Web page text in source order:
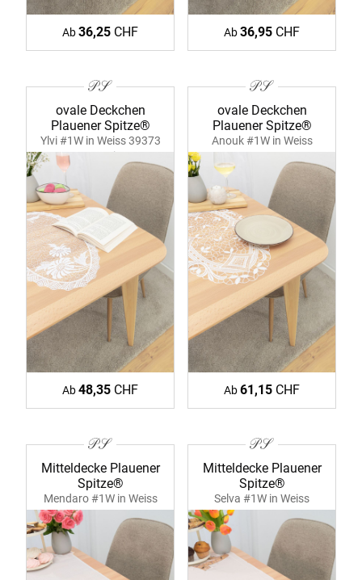
Ab36,25 CHF Ab36,95 CHF
ovale Deckchen
Plauener Spitze®
Ylvi #1W in Weiss 39373
ecru-weiss
Ab48,35 CHF
ovale Deckchen
Plauener Spitze®
Anouk #1W in Weiss
39384 ecru
Ab61,15 CHF
Mitteldecke Plauener
Spitze®
Mendaro #1W in Weiss
39364 ecru
Mitteldecke Plauener
Spitze®
Selva #1W in Weiss
39357 ecru